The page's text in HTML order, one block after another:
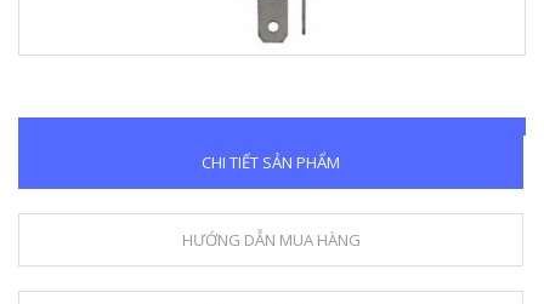
CHI TIẾT SẢN PHẨM
HƯỚNG DẪN MUA HÀNG